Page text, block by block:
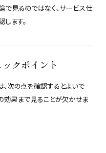
見るのではなく、サービス仕
ます。
クポイント
次の点を確認するとよいで
効果まで見ることが欠かせま